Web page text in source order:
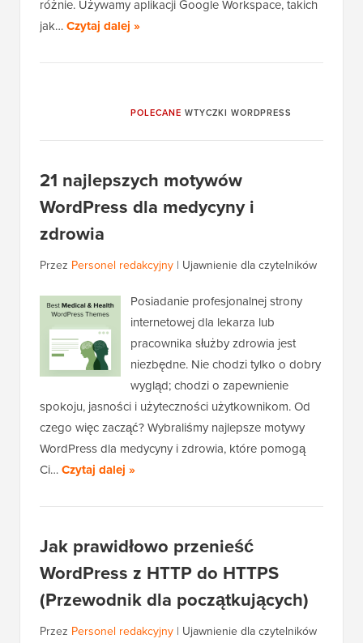
różnie. Używamy aplikacji Google Workspace, takich
jak…Czytaj dalej »
POLECANE WTYCZKI WORDPRESS
21 najlepszych motywów
WordPress dla medycyny i
zdrowia
Przez Personel redakcyjny | Ujawnienie dla czytelników
Posiadanie profesjonalnej strony
internetowej dla lekarza lub
pracownika służby zdrowia jest
niezbędne. Nie chodzi tylko o dobry
wygląd; chodzi o zapewnienie
spokoju, jasności i użyteczności użytkownikom. Od
czego więc zacząć? Wybraliśmy najlepsze motywy
WordPress dla medycyny i zdrowia, które pomogą
Ci…Czytaj dalej »
Jak prawidłowo przenieść
WordPress z HTTP do HTTPS
(Przewodnik dla początkujących)
Przez Personel redakcyjny | Ujawnienie dla czytelników